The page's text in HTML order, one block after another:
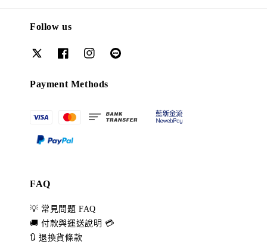
Follow us
Payment Methods
FAQ
💡 常見問題 FAQ
🚚 付款與運送說明 💳
🔃 退換貨條款